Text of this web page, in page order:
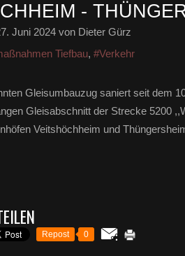
-
Juni 2024 von Dieter Gürz
Tiefbau, #Verkehr
Gleisumbauzug saniert seit dem
Gleisabschnitt der Strecke 5200
Veitshöchheim und
Repost 0